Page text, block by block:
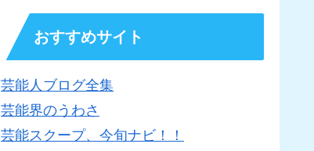
おすすめサイト
芸能人ブログ全集
芸能界のうわさ
芸能スクープ、今旬ナビ！！